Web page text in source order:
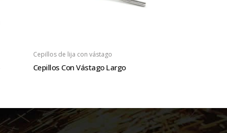
Cepillos de lija con vástago
Cepillos Con Vástago Largo